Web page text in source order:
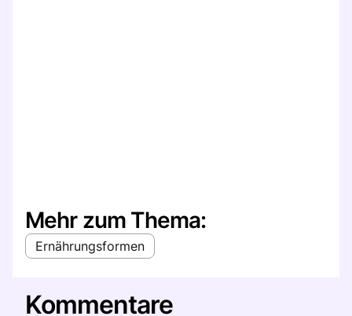
Mehr zum Thema:
Ernährungsformen
Kommentare